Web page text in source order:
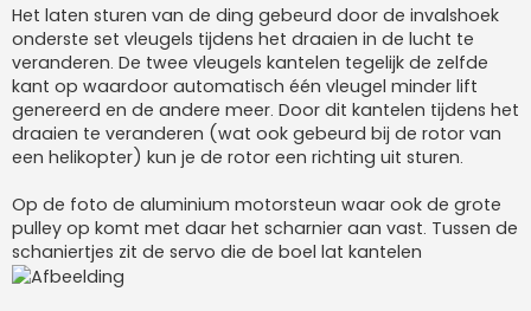
r
i
c
h
t
Het laten sturen van de ding gebeurd door de invalshoek
onderste set vleugels tijdens het draaien in de lucht te
veranderen. De twee vleugels kantelen tegelijk de zelfde
kant op waardoor automatisch één vleugel minder lift
genereerd en de andere meer. Door dit kantelen tijdens het
draaien te veranderen (wat ook gebeurd bij de rotor van
een helikopter) kun je de rotor een richting uit sturen.
Op de foto de aluminium motorsteun waar ook de grote
pulley op komt met daar het scharnier aan vast. Tussen de
schaniertjes zit de servo die de boel lat kantelen